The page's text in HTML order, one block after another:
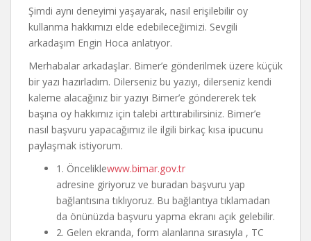
Şimdi aynı deneyimi yaşayarak, nasıl erişilebilir oy
kullanma hakkımızı elde edebileceğimizi. Sevgili
arkadaşım Engin Hoca anlatıyor.
Merhabalar arkadaşlar. Bimer’e gönderilmek üzere küçük
bir yazı hazırladım. Dilerseniz bu yazıyı, dilerseniz kendi
kaleme alacağınız bir yazıyı Bimer’e göndererek tek
başına oy hakkımız için talebi arttırabilirsiniz. Bimer’e
nasıl başvuru yapacağımız ile ilgili birkaç kısa ipucunu
paylaşmak istiyorum.
1. Önceliklewww.bimar.gov.tr
adresine giriyoruz ve buradan başvuru yap
bağlantısına tıklıyoruz. Bu bağlantıya tıklamadan
da önünüzda başvuru yapma ekranı açık gelebilir.
2. Gelen ekranda, form alanlarına sırasıyla , TC